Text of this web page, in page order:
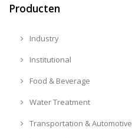
Producten
Industry
Institutional
Food & Beverage
Water Treatment
Transportation & Automotive